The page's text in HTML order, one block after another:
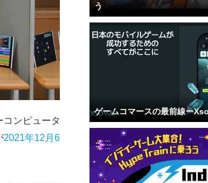
ンピュータ
2021年12月6
う
ゲームコマースの最前線ー